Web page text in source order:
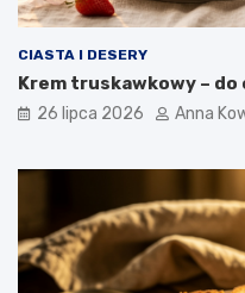
CIASTA I DESERY
Krem truskawkowy –
26 lipca 2026 Anna